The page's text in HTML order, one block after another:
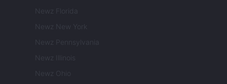
Newz Florida
Newz New York
Newz Pennsylvania
Newz Illinois
Newz Ohio